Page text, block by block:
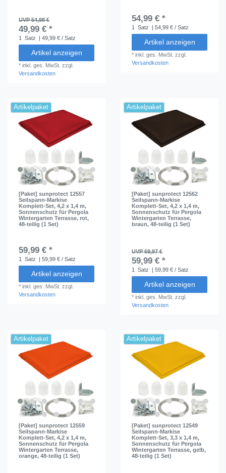
UVP 54,98 €
49,99 € *
1 Satz | 49,99 € / Satz
Artikel anzeigen
*inkl. ges. MwSt. zzgl.
Versandkosten
54,99 € *
1 Satz | 54,99 € / Satz
Artikel anzeigen
*inkl. ges. MwSt. zzgl.
Versandkosten
Artikelpaket
[Paket] sunprotect 12557
Seilspann-Markise
Komplett-Set, 4,2 x 1,4 m,
Sonnenschutz für Pergola
Wintergarten Terrasse, rot,
48-teilig (1 Set)
59,99 € *
1 Satz | 59,99 € / Satz
Artikel anzeigen
*inkl. ges. MwSt. zzgl.
Versandkosten
Artikelpaket
[Paket] sunprotect 12562
Seilspann-Markise
Komplett-Set, 4,2 x 1,4 m,
Sonnenschutz für Pergola
Wintergarten Terrasse,
braun, 48-teilig (1 Set)
UVP 69,97 €
59,99 € *
1 Satz | 59,99 € / Satz
Artikel anzeigen
*inkl. ges. MwSt. zzgl.
Versandkosten
Artikelpaket
[Paket] sunprotect 12559
Seilspann-Markise
Komplett-Set, 4,2 x 1,4 m,
Sonnenschutz für Pergola
Wintergarten Terrasse,
orange, 48-teilig (1 Set)
Artikelpaket
[Paket] sunprotect 12549
Seilspann-Markise
Komplett-Set, 3,3 x 1,4 m,
Sonnenschutz für Pergola
Wintergarten Terrasse, gelb,
48-teilig (1 Set)